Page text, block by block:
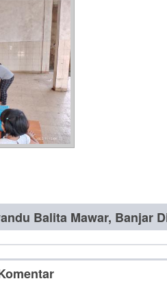
Balita Mawar, Banjar